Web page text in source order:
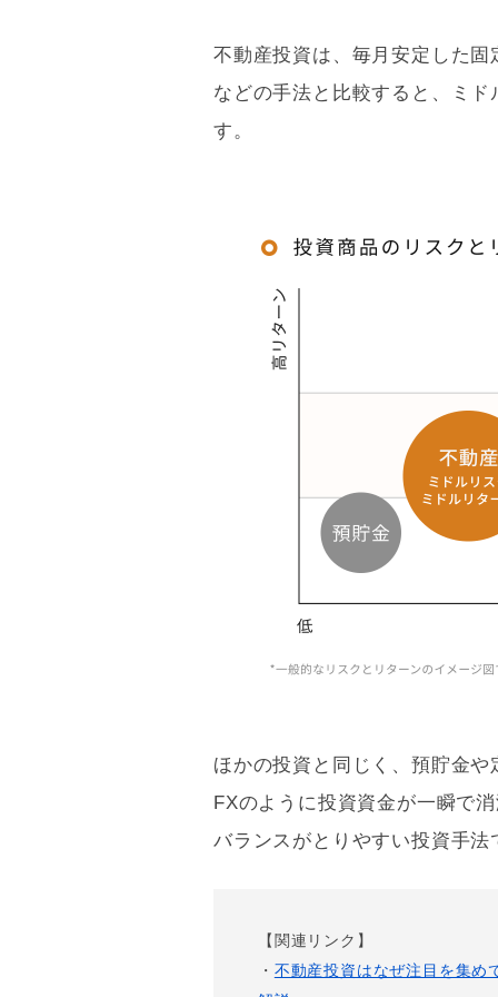
不動産投資は、毎月安定した
などの手法と比較すると、ミ
す。
ほかの投資と同じく、預貯金
FXのように投資資金が一瞬で
バランスがとりやすい投資手法
【関連リンク】
・ 不動産投資はなぜ注目を集め